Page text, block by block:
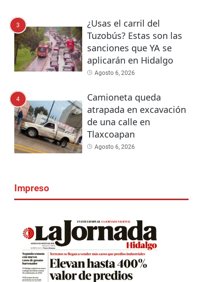
3
¿Usas el carril del
Tuzobús? Estas son las
sanciones que YA se
aplicarán en Hidalgo
Agosto 6, 2026
4
Camioneta queda
atrapada en excavación
de una calle en
Tlaxcoapan
Agosto 6, 2026
Impreso